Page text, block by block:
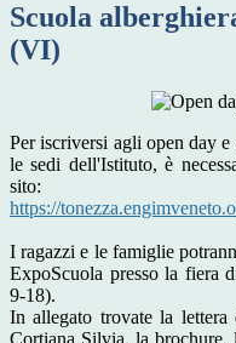
Scuola
(VI)
Per iscriversi agli open day
le sedi dell'Istituto, è
sito:
https://tonezza.engimveneto.
I ragazzi e le famiglie
ExpoScuola presso la fiera
9-18).
In allegato trovate la lettera